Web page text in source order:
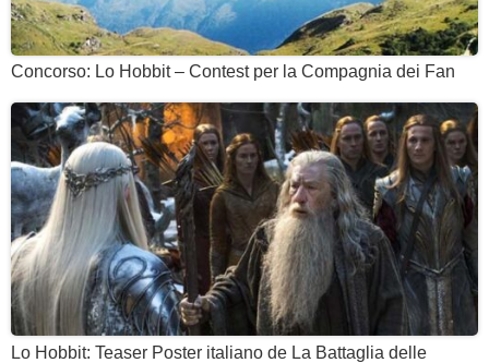
Concorso: Lo Hobbit – Contest per la Compagnia dei Fan
Lo Hobbit: Teaser Poster italiano de La Battaglia delle